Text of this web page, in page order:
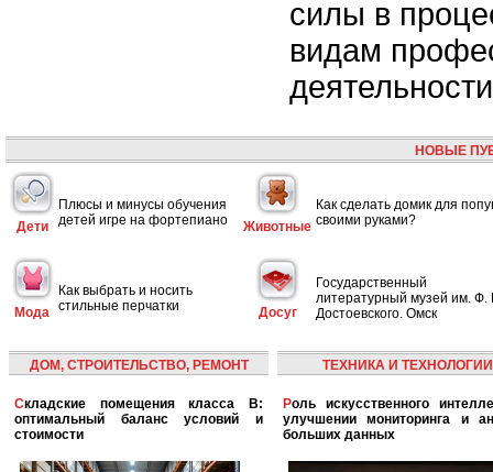
силы в
видам
деятельности
НОВЫЕ
Дети
Плюсы и минусы обучения
детей игре на фортепиано
Животные
Как сделать домик для
своими руками?
Мода
Как выбрать и носить
стильные перчатки
Досуг
Государственный
литературный музей им. Ф.
Достоевского. Омск
ДОМ, СТРОИТЕЛЬСТВО, РЕМОНТ
Складские помещения класса B:
оптимальный баланс условий и
стоимости
ТЕХНИКА И ТЕХНОЛОГИИ
Роль искусственного интеллекта в
улучшении мониторинга и
больших данных